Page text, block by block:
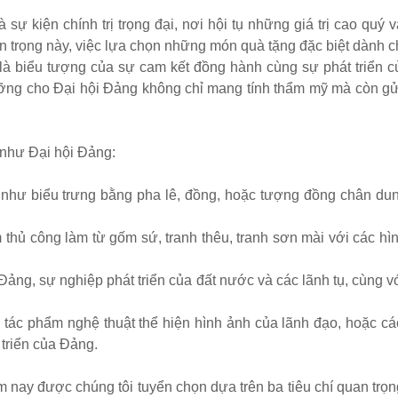
kiện chính trị trọng đại, nơi hội tụ những giá trị cao quý
này, việc lựa chọn những món quà tặng đặc biệt dành
biểu tượng của sự cam kết đồng hành cùng sự phát triển
cho Đại hội Đảng không chỉ mang tính thẩm mỹ mà còn
Đại hội Đảng:
biểu trưng bằng pha lê, đồng, hoặc tượng đồng chân
công làm từ gốm sứ, tranh thêu, tranh sơn mài với các
sự nghiệp phát triển của đất nước và các lãnh tụ, cùng
phẩm nghệ thuật thể hiện hình ảnh của lãnh đạo, hoặc
của Đảng.
được chúng tôi tuyển chọn dựa trên ba tiêu chí quan